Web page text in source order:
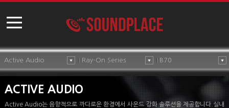
Active Audio Ray-On Series B70
ACTIVE AUDIO
Active Audio는 음향적으로 까다로운 환경에서 사운드 강화 솔루션을 제공합니다.실내